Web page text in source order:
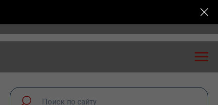
конференция «Транспортная